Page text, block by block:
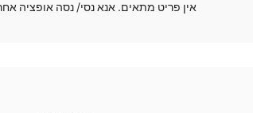
אין פריט מתאים. אנא נסי/ נסה אופציה